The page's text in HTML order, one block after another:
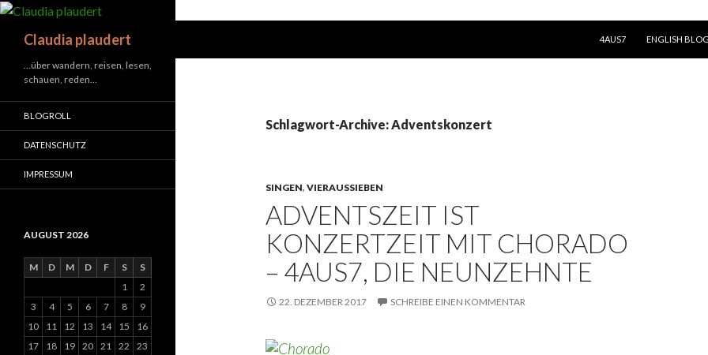
Claudia plaudert
4AUS7
ENGLISH BLOG
Schlagwort-Archive: Adventskonzert
SINGEN, VIERAUSSIEBEN
ADVENTSZEIT IST
KONZERTZEIT MIT CHORADO
– 4AUS7, DIE NEUNZEHNTE
22. DEZEMBER 2017 SCHREIBE EINEN KOMMENTAR
…über wandern, reisen, lesen,
schauen, reden…
BLOGROLL
DATENSCHUTZ
IMPRESSUM
AUGUST 2026
M D M D F S S
1
2
3
4 5 6 7 8
9
10
11 12 13 14 15
16
17
18 19 20 21 22
23